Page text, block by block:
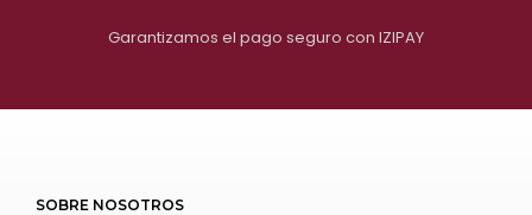
Garantizamos el pago seguro con IZIPAY
SOBRE NOSOTROS